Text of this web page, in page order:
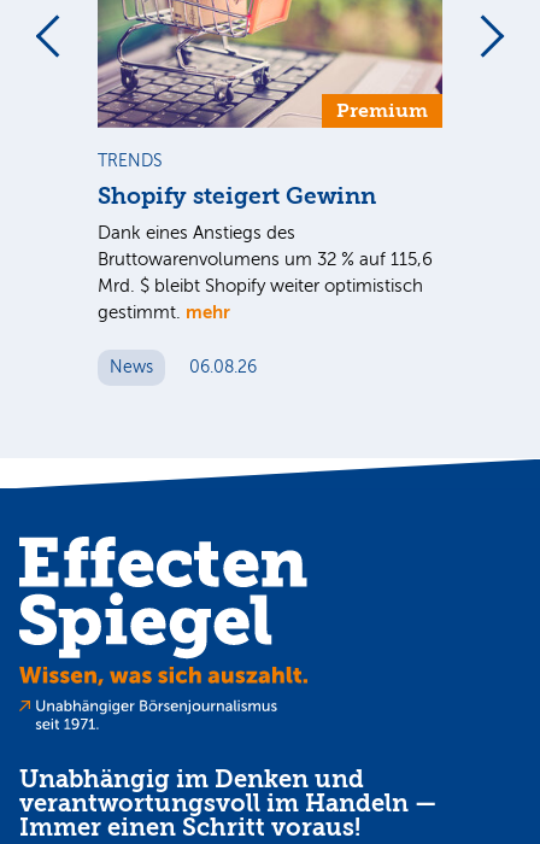
Premium
TRENDS
Shopify steigert Gewinn
Dank eines Anstiegs des
Bruttowarenvolumens um 32 % auf 115,6
Mrd. $ bleibt Shopify weiter optimistisch
gestimmt. mehr
News 06.08.26
Unabhängig im Denken und
verantwortungsvoll im Handeln —
Immer einen Schritt voraus!